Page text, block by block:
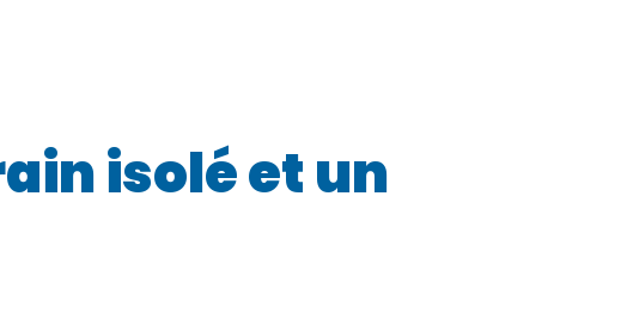
isolé et un